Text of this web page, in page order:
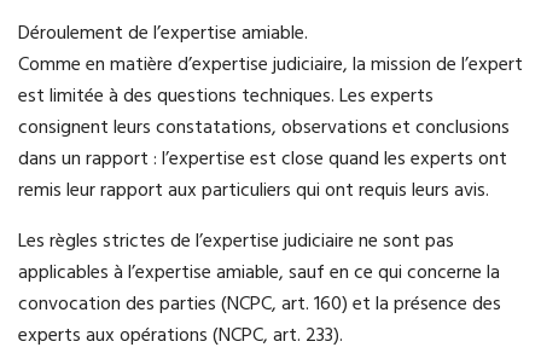
Déroulement de l’expertise amiable.
Comme en matière d’expertise judiciaire, la mission de l’expert
est limitée à des questions techniques. Les experts
consignent leurs constatations, observations et conclusions
dans un rapport : l’expertise est close quand les experts ont
remis leur rapport aux particuliers qui ont requis leurs avis.
Les règles strictes de l’expertise judiciaire ne sont pas
applicables à l’expertise amiable, sauf en ce qui concerne la
convocation des parties (NCPC, art. 160) et la présence des
experts aux opérations (NCPC, art. 233).